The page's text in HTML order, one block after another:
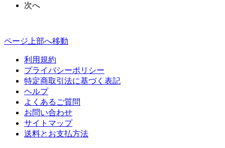
次へ
ページ上部へ移動
利用規約
プライバシーポリシー
特定商取引法に基づく表記
ヘルプ
よくあるご質問
お問い合わせ
サイトマップ
送料とお支払方法